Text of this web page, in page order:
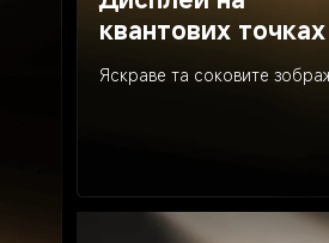
квантових точках
Яскраве та соковите